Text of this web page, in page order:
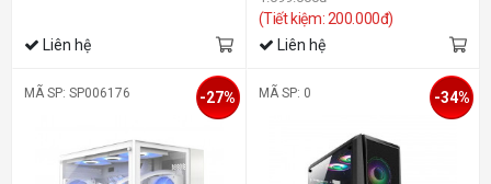
Liên hệ
(Tiết kiệm: 200.000đ)
Liên hệ
MÃ SP: SP006176 -27% MÃ SP: 0 -34%